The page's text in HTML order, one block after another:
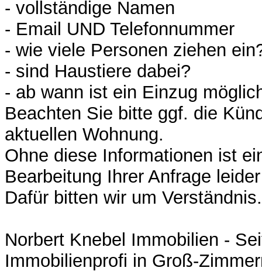
- vollständige Namen
- Email UND Telefonnummer
- wie viele Personen ziehen
- sind Haustiere dabei?
- ab wann ist ein Einzug
Beachten Sie bitte ggf. die
aktuellen Wohnung.
Ohne diese Informationen ist
Bearbeitung Ihrer Anfrage
Dafür bitten wir um Verständnis.
Norbert Knebel Immobilien -
Immobilienprofi in Groß-